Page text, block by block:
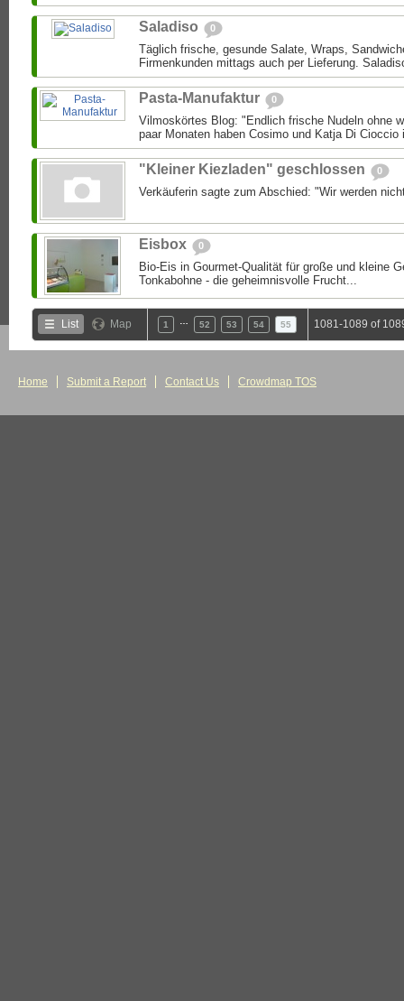
Saladiso 0
Täglich frische, gesunde Salate, Wraps,
Firmenkunden mittags auch per Lieferung.
Pasta-Manufaktur 0
Vilmoskörtes Blog: "Endlich frische Nudeln ohne
paar Monaten haben Cosimo und Katja Di Cioccio
"Kleiner Kiezladen" geschlossen 0
Verkäuferin sagte zum Abschied: "Wir werden
Eisbox 0
Bio-Eis in Gourmet-Qualität für große und kleine
Tonkabohne - die geheimnisvolle Frucht...
List Map 1 52 53 54 55 1081-1089 of
Home Submit a Report Contact Us Crowdmap TOS